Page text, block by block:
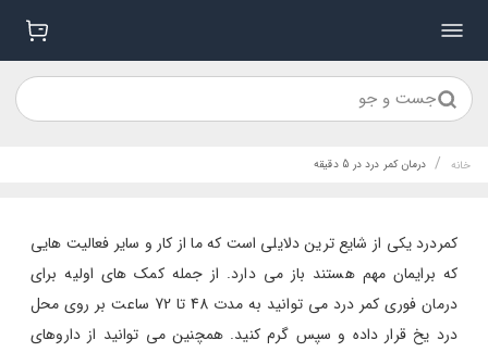
جست و جو
خانه / درمان کمر درد در 5 دقیقه
کمردرد یکی از شایع ترین دلایلی است که ما از کار و سایر فعالیت هایی
که برایمان مهم هستند باز می دارد. از جمله کمک های اولیه برای
درمان فوری کمر درد می توانید به مدت 48 تا 72 ساعت بر روی محل
درد یخ قرار داده و سپس گرم کنید. همچنین می توانید از داروهای